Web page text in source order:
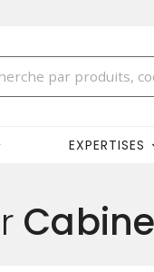
EXPERTISES